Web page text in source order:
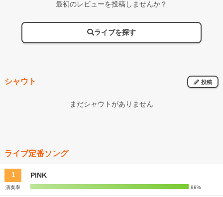
最初のレビューを投稿しませんか？
ライブを探す
シャウト 投稿
まだシャウトがありません
ライブ定番ソング
1 PINK
演奏率 98%